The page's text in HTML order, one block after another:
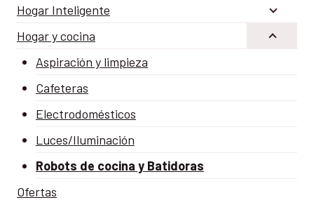
Hogar Inteligente
Hogar y cocina
Aspiración y limpieza
Cafeteras
Electrodomésticos
Luces/Iluminación
Robots de cocina y Batidoras
Ofertas